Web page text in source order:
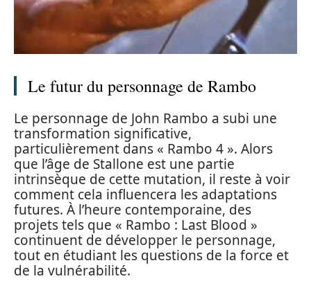
Le futur du personnage de Rambo
Le personnage de John Rambo a subi une
transformation significative,
particulièrement dans « Rambo 4 ». Alors
que l’âge de Stallone est une partie
intrinsèque de cette mutation, il reste à voir
comment cela influencera les adaptations
futures. À l’heure contemporaine, des
projets tels que « Rambo : Last Blood »
continuent de développer le personnage,
tout en étudiant les questions de la force et
de la vulnérabilité.